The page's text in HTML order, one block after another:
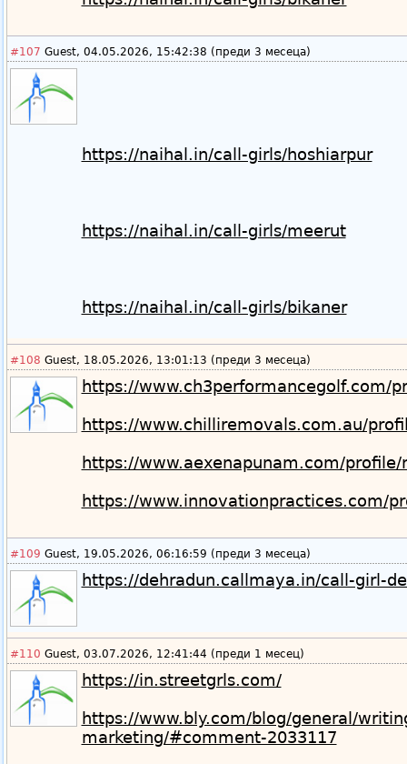
#107 Guest, 04.05.2026, 15:42:38 (преди 3 месеца)
https://naihal.in/call-girls/hoshiarpur
https://naihal.in/call-girls/meerut
https://naihal.in/call-girls/bikaner
#108 Guest, 18.05.2026, 13:01:13 (преди 3 месеца)
https://www.ch3performancegolf.com/
https://www.chilliremovals.com.au/
https://www.aexenapunam.com/
https://www.innovationpractices.com/
#109 Guest, 19.05.2026, 06:16:59 (преди 3 месеца)
https://dehradun.callmaya.in/call-girl-
#110 Guest, 03.07.2026, 12:41:44 (преди 1 месец)
https://in.streetgrls.com/
https://www.bly.com/blog/general/
marketing/#comment-2033117